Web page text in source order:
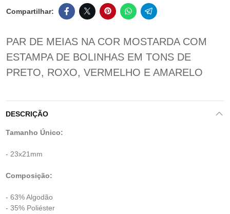
PAR DE MEIAS NA COR MOSTARDA COM
ESTAMPA DE BOLINHAS EM TONS DE
PRETO, ROXO, VERMELHO E AMARELO
DESCRIÇÃO
Tamanho Único:
- 23x21mm
Composição:
- 63% Algodão
- 35% Poliéster